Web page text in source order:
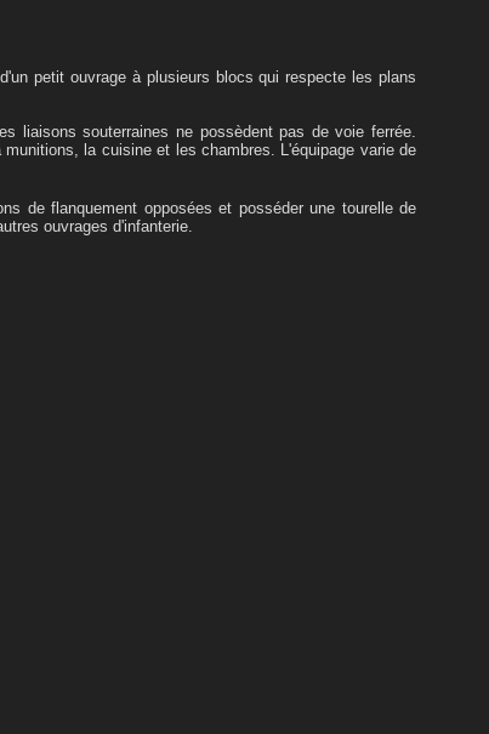
petit ouvrage à plusieurs blocs qui respecte les plans
liaisons souterraines ne possèdent pas de voie ferrée.
la cuisine et les chambres. L'équipage varie de
de flanquement opposées et posséder une tourelle de
ouvrages d'infanterie.